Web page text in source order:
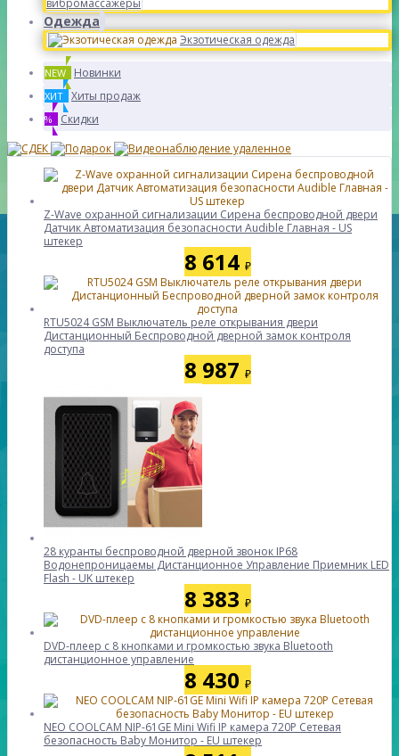
вибромассажеры
Одежда
Экзотическая одежда
NEW Новинки
ХИТ Хиты продаж
% Скидки
Z-Wave охранной сигнализации Сирена беспроводной двери
Датчик Автоматизация безопасности Audible Главная - US
штекер
8 614 ₽
RTU5024 GSM Выключатель реле открывания двери
Дистанционный Беспроводной дверной замок контроля
доступа
8 987 ₽
28 куранты беспроводной дверной звонок IP68
Водонепроницаемы Дистанционное Управление Приемник LED
Flash - UK штекер
8 383 ₽
DVD-плеер с 8 кнопками и громкостью звука Bluetooth
дистанционное управление
8 430 ₽
NEO COOLCAM NIP-61GE Mini Wifi IP камера 720P Сетевая
безопасность Baby Монитор - EU штекер